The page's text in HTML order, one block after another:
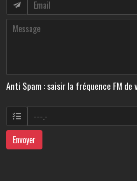
Anti Spam : saisir la fréquence FM de
Envoyer